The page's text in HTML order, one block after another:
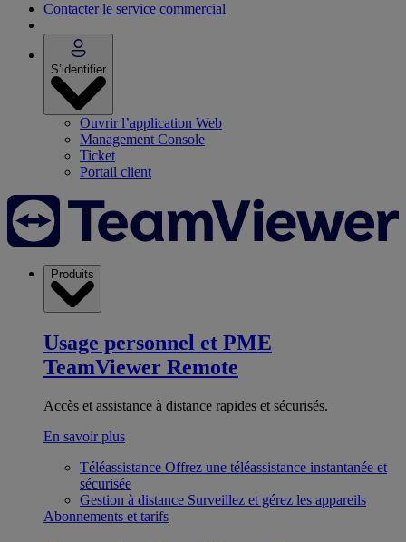
Contacter le service commercial
S’identifier
Ouvrir l’application Web
Management Console
Ticket
Portail client
Produits
Usage personnel et PME
TeamViewer Remote
Accès et assistance à distance rapides et sécurisés.
En savoir plus
Téléassistance Offrez une téléassistance instantanée et
sécurisée
Gestion à distance Surveillez et gérez les appareils
Abonnements et tarifs